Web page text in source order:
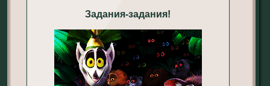
Задания-задания!